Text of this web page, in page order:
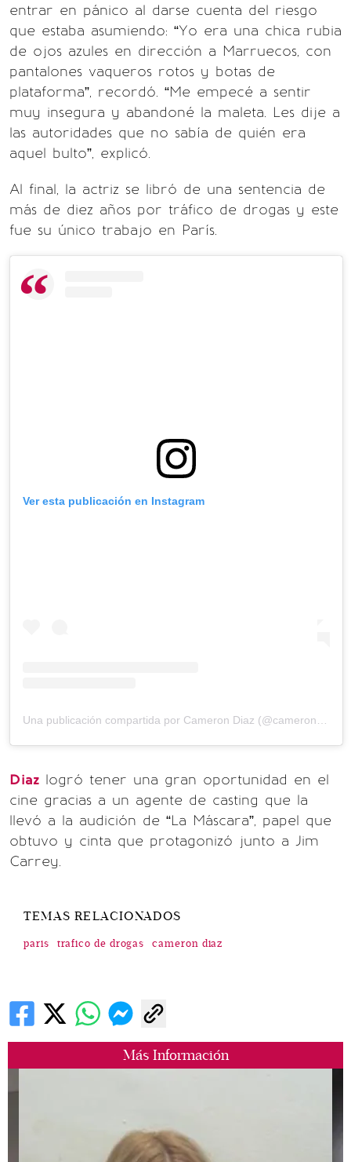
Más Información
entrar en pánico al darse cuenta del riesgo
que estaba asumiendo: “Yo era una chica rubia
de ojos azules en dirección a Marruecos, con
pantalones vaqueros rotos y botas de
plataforma”, recordó. “Me empecé a sentir
muy insegura y abandoné la maleta. Les dije a
las autoridades que no sabía de quién era
aquel bulto”, explicó.
Al final, la actriz se libró de una sentencia de
más de diez años por tráfico de drogas y este
fue su único trabajo en París.
Ver esta publicación en Instagram
Diaz logró tener una gran oportunidad en el
cine gracias a un agente de casting que la
llevó a la audición de “La Máscara”, papel que
obtuvo y cinta que protagonizó junto a Jim
Carrey.
TEMAS RELACIONADOS
paris trafico de drogas cameron diaz